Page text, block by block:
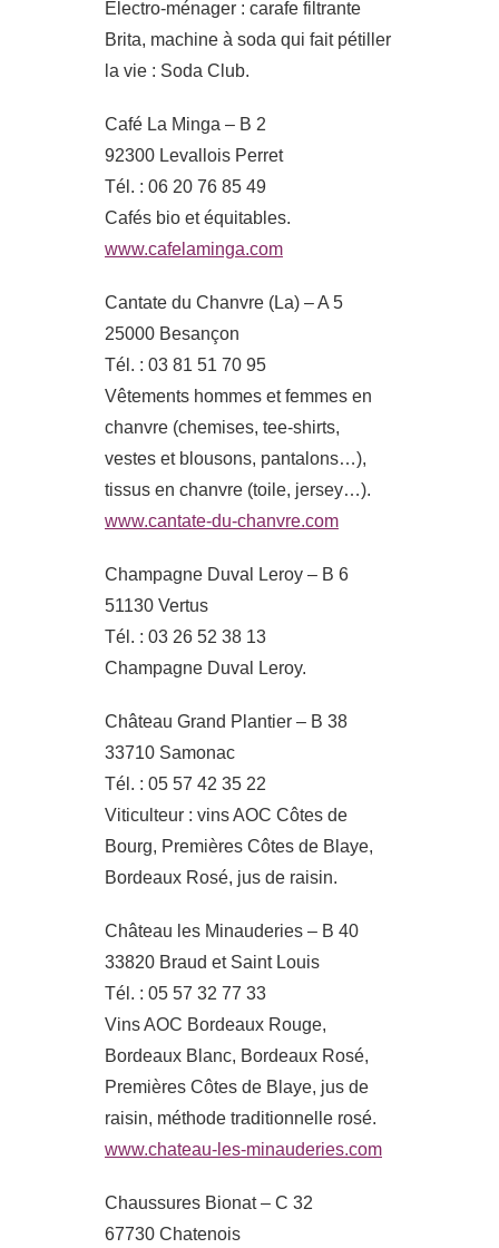
Electro-ménager : carafe filtrante
Brita, machine à soda qui fait pétiller
la vie : Soda Club.
Café La Minga – B 2
92300 Levallois Perret
Tél. : 06 20 76 85 49
Cafés bio et équitables.
www.cafelaminga.com
Cantate du Chanvre (La) – A 5
25000 Besançon
Tél. : 03 81 51 70 95
Vêtements hommes et femmes en
chanvre (chemises, tee-shirts,
vestes et blousons, pantalons…),
tissus en chanvre (toile, jersey…).
www.cantate-du-chanvre.com
Champagne Duval Leroy – B 6
51130 Vertus
Tél. : 03 26 52 38 13
Champagne Duval Leroy.
Château Grand Plantier – B 38
33710 Samonac
Tél. : 05 57 42 35 22
Viticulteur : vins AOC Côtes de
Bourg, Premières Côtes de Blaye,
Bordeaux Rosé, jus de raisin.
Château les Minauderies – B 40
33820 Braud et Saint Louis
Tél. : 05 57 32 77 33
Vins AOC Bordeaux Rouge,
Bordeaux Blanc, Bordeaux Rosé,
Premières Côtes de Blaye, jus de
raisin, méthode traditionnelle rosé.
www.chateau-les-minauderies.com
Chaussures Bionat – C 32
67730 Chatenois